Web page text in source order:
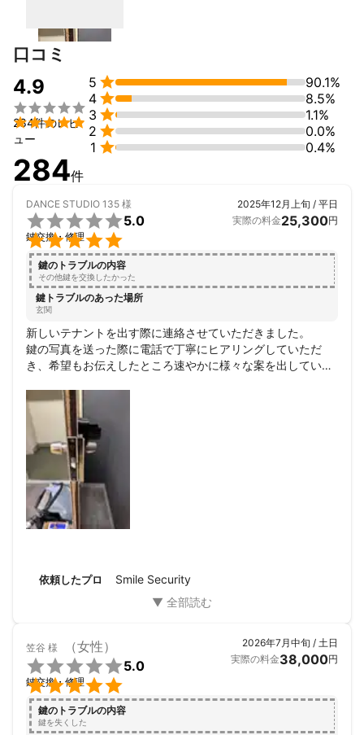
これまでの実績
経験年数8年
アピールポイント
口コミ
4.9


284件のレビ
ュー
5 
90.1%
4 
8.5%
3 
1.1%
2 
0.0%
1  0.4%
284件
DANCE STUDIO 135 様


5.0
鍵交換・修理
2025年12月上旬 / 平日
実際の料金25,300円
鍵のトラブルの内容
その他鍵を交換したかった
鍵トラブルのあった場所
玄関
新しいテナントを出す際に連絡させていただきました。
鍵の写真を送った際に電話で丁寧にヒアリングしていただ
き、希望もお伝えしたところ速やかに様々な案を出していた
古い建物 ドアにも関わらず様々な対応をしていただきまし
た。
元芸人さんということですごく機転も効いて素晴らししかっ
たです。
ちなみに芸人時代の話で同期ということが判明し、昔話をさ
せていただきまして懐かしくなりました。
本当にありがとうございます。
依頼したプロ Smile Security
笠谷 様 （女性）


5.0
鍵交換・修理
2026年7月中旬 / 土日
実際の料金38,000円
鍵のトラブルの内容
鍵を失くした